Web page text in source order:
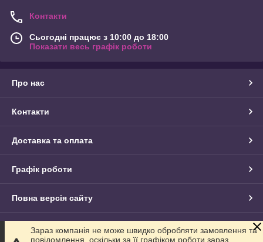
Контакти
Сьогодні працює з 10:00 до 18:00
Показати весь графік роботи
Про нас
Контакти
Доставка та оплата
Графік роботи
Повна версія сайту
Сайт створено на маркетплейсі Prom.ua
Зараз компанія не може швидко обробляти замовлення та
повідомлення, оскільки за її графіком роботи зараз